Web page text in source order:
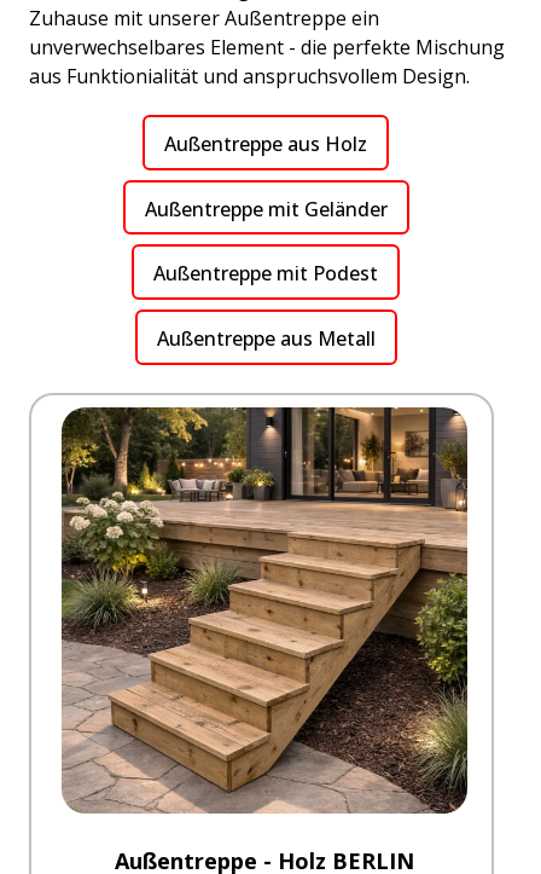
Zuhause mit unserer Außentreppe ein
unverwechselbares Element - die perfekte Mischung
aus Funktionialität und anspruchsvollem Design.
Außentreppe aus Holz
Außentreppe mit Geländer
Außentreppe mit Podest
Außentreppe aus Metall
Außentreppe - Holz BERLIN